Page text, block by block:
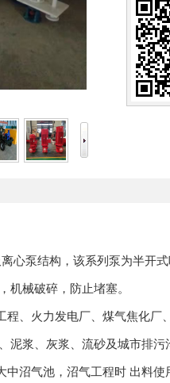
心泵结构，该系列泵为半开
机械破碎，防止堵塞。
火力发电厂、煤气焦化厂
泥浆、灰浆、流砂及城市排
中沼气池，沼气工程时 出料